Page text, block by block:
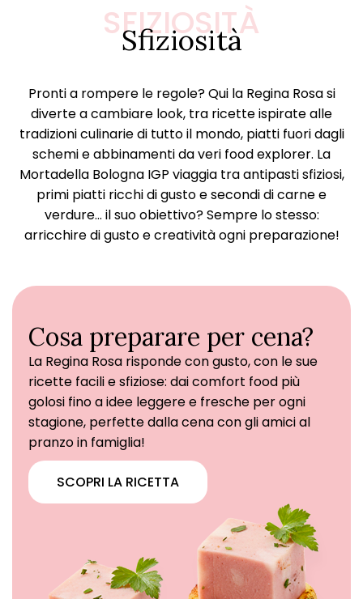
SFIZIOSITÀ
Sfiziosità
Pronti a rompere le regole? Qui la Regina Rosa si
diverte a cambiare look, tra ricette ispirate alle
tradizioni culinarie di tutto il mondo, piatti fuori dagli
schemi e abbinamenti da veri food explorer. La
Mortadella Bologna IGP viaggia tra antipasti sfiziosi,
primi piatti ricchi di gusto e secondi di carne e
verdure… il suo obiettivo? Sempre lo stesso:
arricchire di gusto e creatività ogni preparazione!
Cosa preparare per cena?
La Regina Rosa risponde con gusto, con le sue
ricette facili e sfiziose: dai comfort food più
golosi fino a idee leggere e fresche per ogni
stagione, perfette dalla cena con gli amici al
pranzo in famiglia!
SCOPRI LA RICETTA